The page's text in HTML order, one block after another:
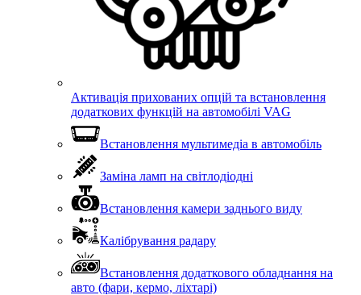
Активація прихованих опцій та встановлення
додаткових функцій на автомобілі VAG
Встановлення мультимедіа в автомобіль
Заміна ламп на світлодіодні
Встановлення камери заднього виду
Калібрування радару
Встановлення додаткового обладнання на
авто (фари, кермо, ліхтарі)